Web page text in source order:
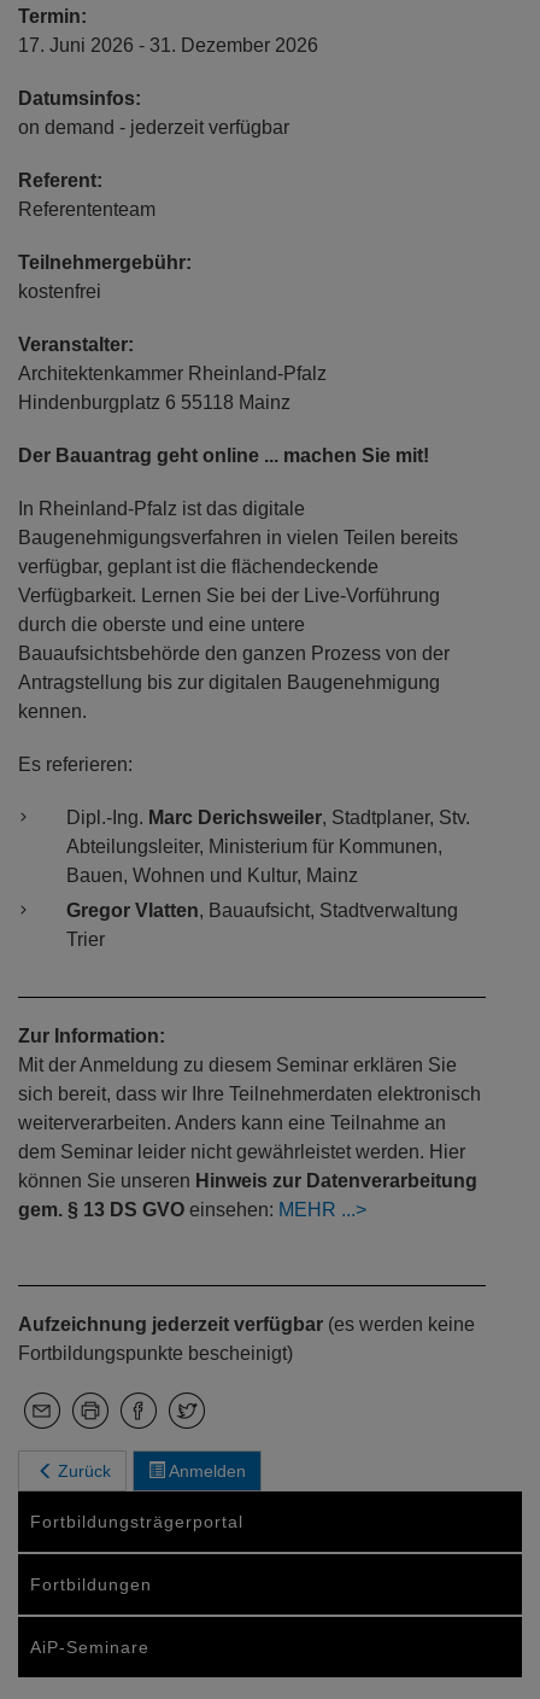
Termin:
17. Juni 2026 - 31. Dezember 2026
Datumsinfos:
on demand - jederzeit verfügbar
Referent:
Referententeam
Teilnehmergebühr:
kostenfrei
Veranstalter:
Architektenkammer Rheinland-Pfalz
Hindenburgplatz 6 55118 Mainz
Der Bauantrag geht online ... machen Sie mit!
In Rheinland-Pfalz ist das digitale
Baugenehmigungsverfahren in vielen Teilen bereits
verfügbar, geplant ist die flächendeckende
Verfügbarkeit. Lernen Sie bei der Live-Vorführung
durch die oberste und eine untere
Bauaufsichtsbehörde den ganzen Prozess von der
Antragstellung bis zur digitalen Baugenehmigung
kennen.
Es referieren:
Dipl.-Ing. Marc Derichsweiler, Stadtplaner, Stv.
Abteilungsleiter, Ministerium für Kommunen,
Bauen, Wohnen und Kultur, Mainz
Gregor Vlatten, Bauaufsicht, Stadtverwaltung
Trier
Zur Information:
Mit der Anmeldung zu diesem Seminar erklären Sie
sich bereit, dass wir Ihre Teilnehmerdaten elektronisch
weiterverarbeiten. Anders kann eine Teilnahme an
dem Seminar leider nicht gewährleistet werden. Hier
können Sie unseren Hinweis zur Datenverarbeitung
gem. § 13 DS GVO einsehen: MEHR
Aufzeichnung jederzeit verfügbar (es werden keine
Fortbildungspunkte bescheinigt)
Zurück Anmelden
Fortbildungsträgerportal
Fortbildungen
AiP-Seminare